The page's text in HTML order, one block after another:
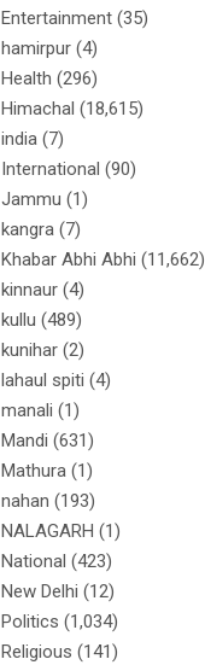
Entertainment (35)
hamirpur (4)
Health (296)
Himachal (18,615)
india (7)
International (90)
Jammu (1)
kangra (7)
Khabar Abhi Abhi (11,662)
kinnaur (4)
kullu (489)
kunihar (2)
lahaul spiti (4)
manali (1)
Mandi (631)
Mathura (1)
nahan (193)
NALAGARH (1)
National (423)
New Delhi (12)
Politics (1,034)
Religious (141)